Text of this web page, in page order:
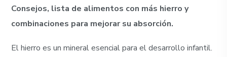
Consejos, lista de alimentos con más hierro y
combinaciones para mejorar su absorción.
El hierro es un mineral esencial para el desarrollo infantil.